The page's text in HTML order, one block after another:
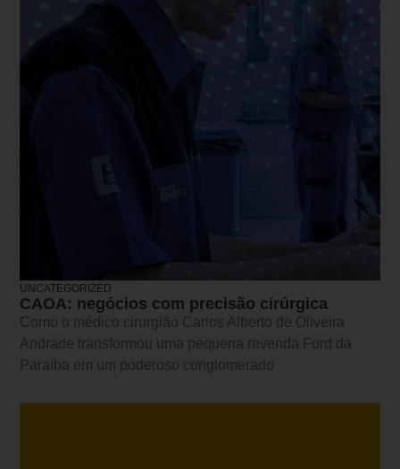
UNCATEGORIZED
CAOA: negócios com precisão cirúrgica
Como o médico cirurgião Carlos Alberto de Oliveira
Andrade transformou uma pequena revenda Ford da
Paraíba em um poderoso conglomerado